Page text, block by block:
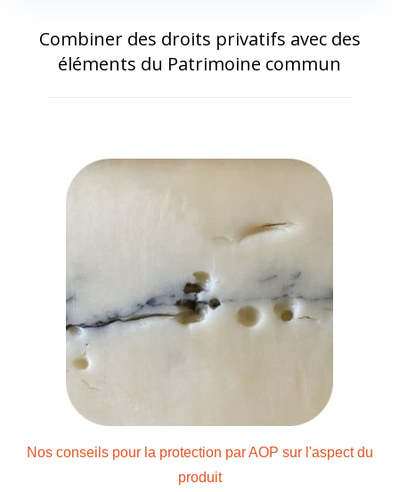
Combiner des droits privatifs avec des
éléments du Patrimoine commun
Nos conseils pour la protection par AOP sur l'aspect du
produit